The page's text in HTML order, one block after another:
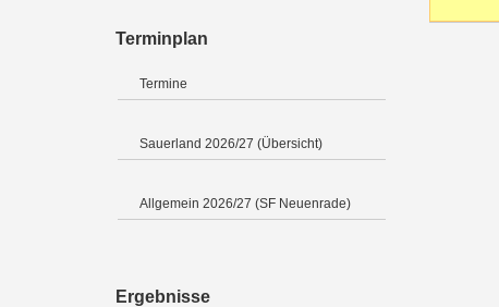
Terminplan
Termine
Sauerland 2026/27 (Übersicht)
Allgemein 2026/27 (SF Neuenrade)
Ergebnisse